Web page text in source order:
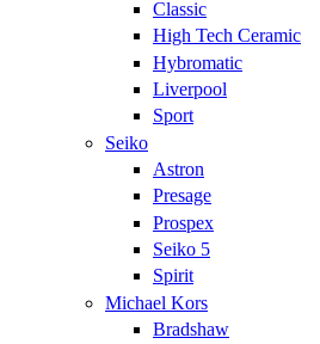
Classic
High Tech Ceramic
Hybromatic
Liverpool
Sport
Seiko
Astron
Presage
Prospex
Seiko 5
Spirit
Michael Kors
Bradshaw